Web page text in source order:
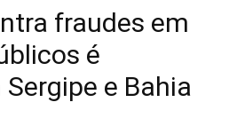
fraudes em
é
e Bahia